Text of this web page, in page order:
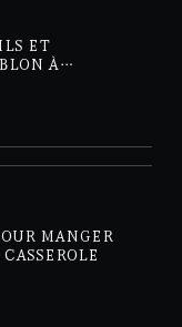
ET
À
MANGER